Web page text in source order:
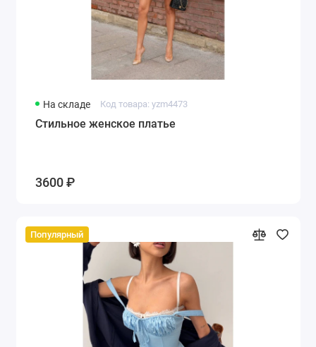
На складе Код товара: yzm4473
Стильное женское платье
3600 ₽
Популярный